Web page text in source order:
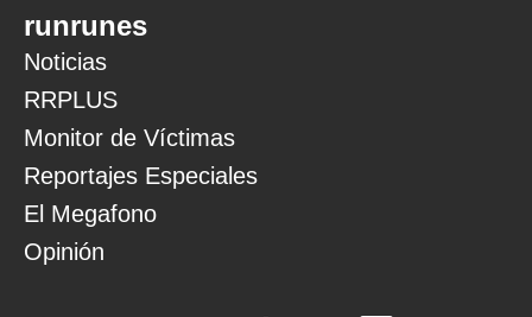
runrunes
Noticias
RRPLUS
Monitor de Víctimas
Reportajes Especiales
El Megafono
Opinión